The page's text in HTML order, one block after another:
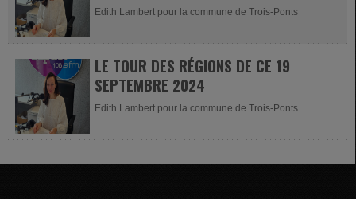
Edith Lambert pour la commune de Trois-Ponts
LE TOUR DES RÉGIONS DE CE 19
SEPTEMBRE 2024
Edith Lambert pour la commune de Trois-Ponts